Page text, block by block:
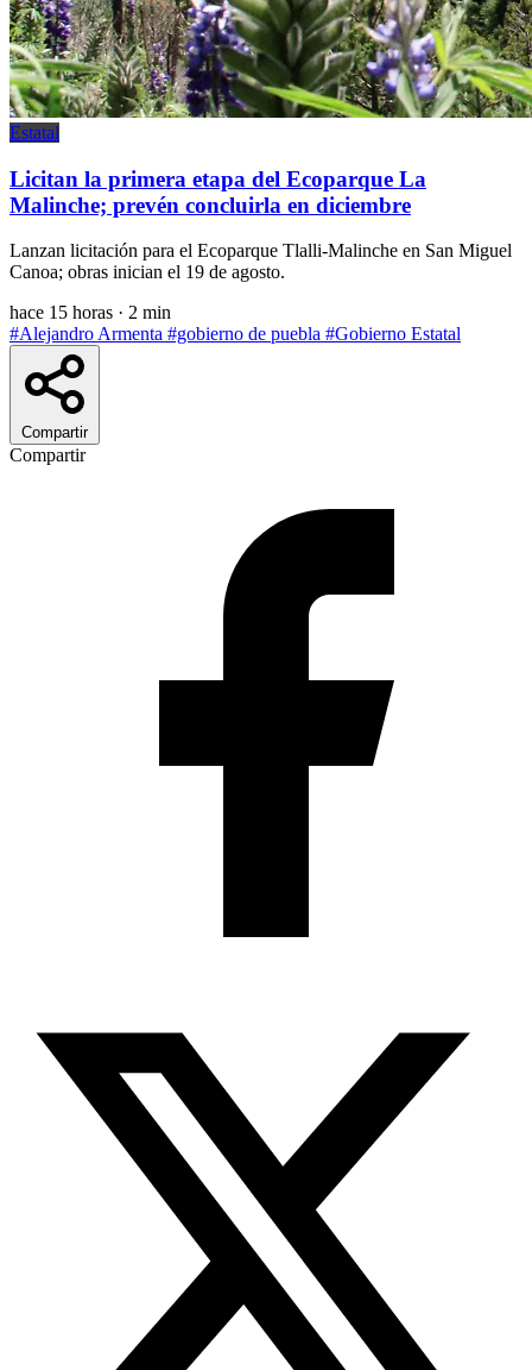
Estatal
Licitan la primera etapa del Ecoparque La
Malinche; prevén concluirla en diciembre
Lanzan licitación para el Ecoparque Tlalli-Malinche en San Miguel
Canoa; obras inician el 19 de agosto.
hace 15 horas · 2 min
#Alejandro Armenta #gobierno de puebla #Gobierno Estatal
Compartir
Compartir